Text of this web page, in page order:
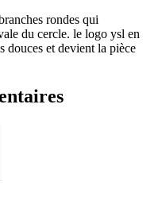
rondes qui
du cercle. le logo ysl en
douces et devient la pièce